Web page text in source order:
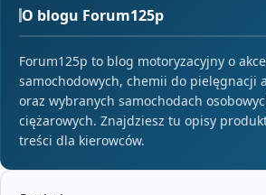
O blogu Forum125p
Forum125p to blog motoryzacyjny o
samochodowych, chemii do pielęgnacji
oraz wybranych samochodach
ciężarowych. Znajdziesz tu opisy
treści dla kierowców.